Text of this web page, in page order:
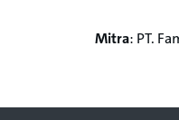
Mitra: PT.